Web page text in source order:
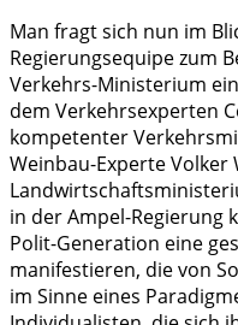
Man fragt sich nun im
Regierungsequipe zum
Verkehrs-Ministerium
dem Verkehrsexperten
kompetenter
Weinbau-Experte Volker
in der Ampel-Regierung
Polit-Generation eine
manifestieren, die von
im Sinne eines